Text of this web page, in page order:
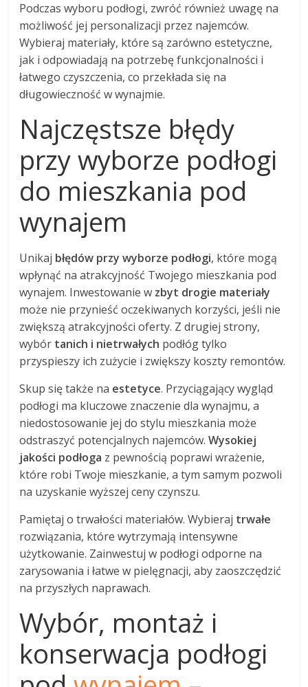
Podczas wyboru podłogi, zwróć również uwagę na
możliwość jej personalizacji przez najemców.
Wybieraj materiały, które są zarówno estetyczne,
jak i odpowiadają na potrzebę funkcjonalności i
łatwego czyszczenia, co przekłada się na
długowieczność w wynajmie.
Najczęstsze błędy
przy wyborze podłogi
do mieszkania pod
wynajem
Unikaj błędów przy wyborze podłogi, które mogą
wpłynąć na atrakcyjność Twojego mieszkania pod
wynajem. Inwestowanie w zbyt drogie materiały
może nie przynieść oczekiwanych korzyści, jeśli nie
zwiększą atrakcyjności oferty. Z drugiej strony,
wybór tanich i nietrwałych podłóg tylko
przyspieszy ich zużycie i zwiększy koszty remontów.
Skup się także na estetyce. Przyciągający wygląd
podłogi ma kluczowe znaczenie dla wynajmu, a
niedostosowanie jej do stylu mieszkania może
odstraszyć potencjalnych najemców.Wysokiej
jakości podłoga z pewnością poprawi wrażenie,
które robi Twoje mieszkanie, a tym samym pozwoli
na uzyskanie wyższej ceny czynszu.
Pamiętaj o trwałości materiałów. Wybieraj trwałe
rozwiązania, które wytrzymają intensywne
użytkowanie. Zainwestuj w podłogi odporne na
zarysowania i łatwe w pielęgnacji, aby zaoszczędzić
na przyszłych naprawach.
Wybór, montaż i
konserwacja podłogi